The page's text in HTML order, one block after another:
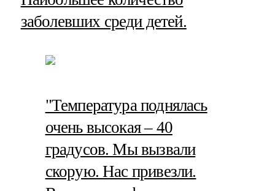
заболевших среди детей.
"Температура поднялась
очень высокая – 40
градусов. Мы вызвали
скорую. Нас привезли.